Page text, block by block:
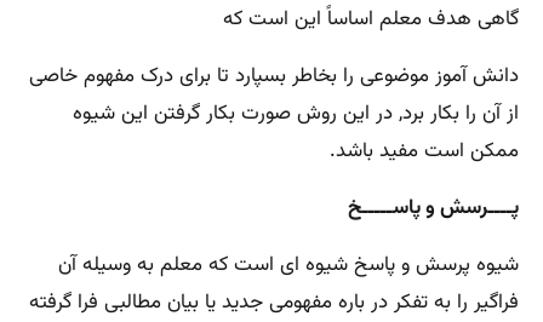
گاهی هدف معلم اساساً این است که
دانش آموز موضوعی را بخاطر بسپارد تا برای درک مفهوم خاصی
از آن را بکار برد, در این روش صورت بکار گرفتن این شیوه
ممکن است مفید باشد.
پــــرسش و پاســـــخ
شیوه پرسش و پاسخ شیوه ای است که معلم به وسیله آن
فراگیر را به تفکر در باره مفهومی جدید یا بیان مطالبی فرا گرفته